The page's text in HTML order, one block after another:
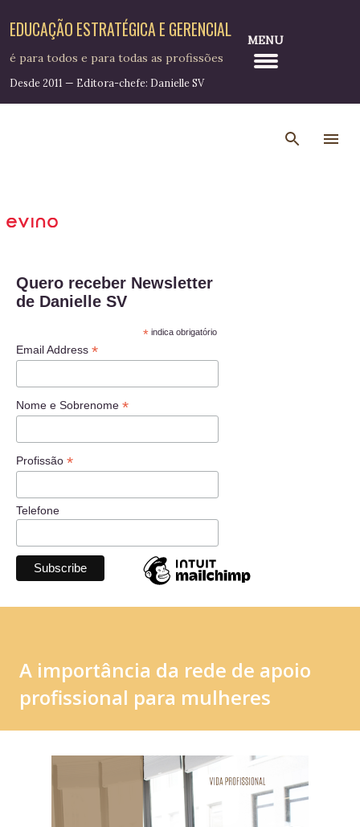
Pular para o conteúdo principal
EDUCAÇÃO ESTRATÉGICA E GERENCIAL
é para todos e para todas as profissões
Desde 2011 — Editora-chefe: Danielle SV
MENU
Quero receber Newsletter
de Danielle SV
*indica obrigatório
Email Address *
Nome e Sobrenome *
Profissão *
Telefone
A importância da rede de apoio
profissional para mulheres